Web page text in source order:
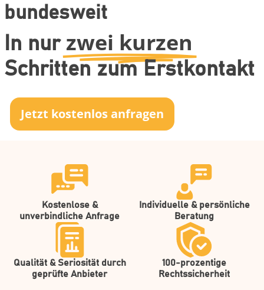
bundesweit
In nur zwei kurzen
Schritten zum Erstkontakt
Jetzt kostenlos anfragen
Kostenlose &
unverbindliche Anfrage
Individuelle & persönliche
Beratung
Qualität & Seriosität durch
geprüfte Anbieter
100-prozentige
Rechtssicherheit